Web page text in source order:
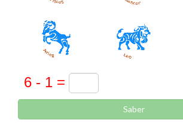
Saber